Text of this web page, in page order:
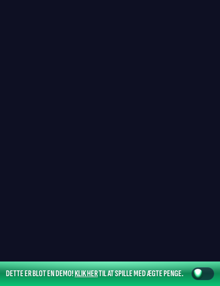
DETTE ER BLOT EN DEMO!KLIK HERTIL AT SPILLE MED ÆGTE PENGE.